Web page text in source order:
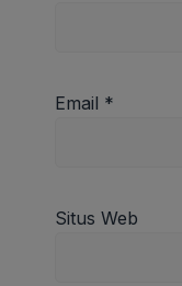
Email *
Situs Web